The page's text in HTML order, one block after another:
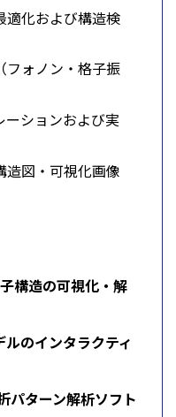
適化および構造検
フォノン・格子振
ーションおよび実
造図・可視化画像
構造の可視化・解
ルのインタラクティ
パターン解析ソフト